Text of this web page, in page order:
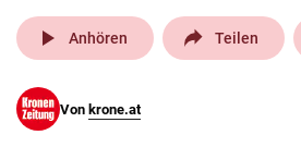
pin_drop
Wien
play_arrow Anhören Teilen
Von krone.at